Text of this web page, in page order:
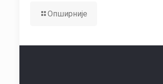
Опширније